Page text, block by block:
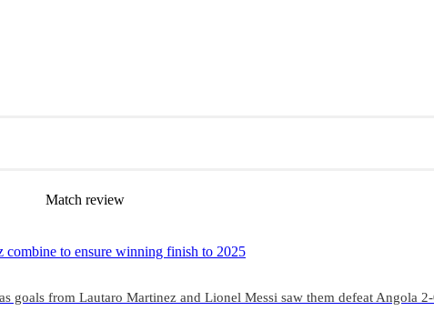
Match review
to ensure winning finish to 2025
goals from Lautaro Martinez and Lionel Messi saw them defeat Angola